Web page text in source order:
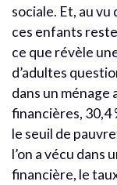
sociale. Et, au
ces enfants
ce que révèle
d’adultes
dans un ménage
financières, 30,4
le seuil de
l’on a vécu dans
financière, le